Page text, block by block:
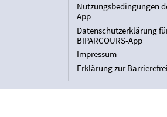
Nutzungsbedingungen
App
Datenschutzerklärung
BIPARCOURS-App
Impressum
Erklärung zur